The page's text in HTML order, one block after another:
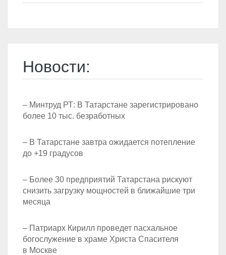
Новости:
– Минтруд РТ: В Татарстане зарегистрировано
более 10 тыс. безработных
– В Татарстане завтра ожидается потепление
до +19 градусов
– Более 30 предприятий Татарстана рискуют
снизить загрузку мощностей в ближайшие три
месяца
– Патриарх Кирилл проведет пасхальное
богослужение в храме Христа Спасителя
в Москве